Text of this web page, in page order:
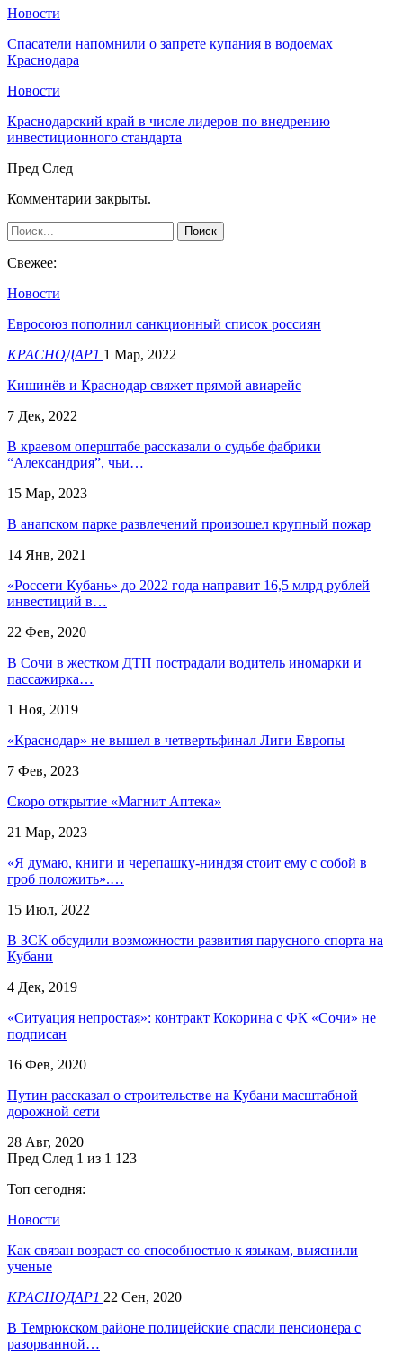
Новости
Спасатели напомнили о запрете купания в водоемах
Краснодара
Новости
Краснодарский край в числе лидеров по внедрению
инвестиционного стандарта
Пред След
Комментарии закрыты.
Свежее:
Новости
Евросоюз пополнил санкционный список россиян
КРАСНОДАР1 1 Мар, 2022
Кишинёв и Краснодар свяжет прямой авиарейс
7 Дек, 2022
​В краевом оперштабе рассказали о судьбе фабрики
“Александрия”, чьи…
15 Мар, 2023
В анапском парке развлечений произошел крупный пожар
14 Янв, 2021
«Россети Кубань» до 2022 года направит 16,5 млрд рублей
инвестиций в…
22 Фев, 2020
В Сочи в жестком ДТП пострадали водитель иномарки и
пассажирка…
1 Ноя, 2019
«Краснодар» не вышел в четвертьфинал Лиги Европы
7 Фев, 2023
Скоро открытие «Магнит Аптека»
21 Мар, 2023
«Я думаю, книги и черепашку-ниндзя стоит ему с собой в
гроб положить».…
15 Июл, 2022
В ЗСК обсудили возможности развития парусного спорта на
Кубани
4 Дек, 2019
«Ситуация непростая»: контракт Кокорина с ФК «Сочи» не
подписан
16 Фев, 2020
Путин рассказал о строительстве на Кубани масштабной
дорожной сети
28 Авг, 2020
Пред След 1 из 1 123
Топ сегодня:
Новости
Как связан возраст со способностью к языкам, выяснили
ученые
КРАСНОДАР1 22 Сен, 2020
В Темрюкском районе полицейские спасли пенсионера с
разорванной…